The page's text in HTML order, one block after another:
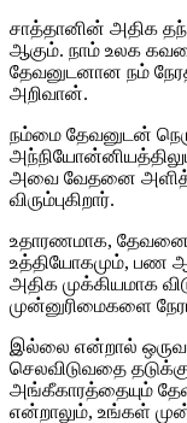
சாத்தானின் அதிக
ஆகும். நாம் உலக
தேவனுடனான நம்
அறிவான்.
நம்மை தேவனுடன்
அவை வேதனை
விரும்புகிறார்.
உதாரணமாக, தேவனைப்
உத்தியோகமும், பண
அதிக முக்கியமாக
முன்னுரிமைகளை
இல்லை என்றால்
செலவிடுவதை
அங்கீகாரத்தையும்
என்றாலும், உங்கள்